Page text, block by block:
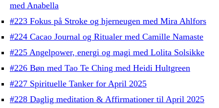
med Anabella
#223 Fokus på Stroke og hjerneugen med Mira Ahlfors
#224 Cacao Journal og Ritualer med Camille Namaste
#225 Angelpower, energi og magi med Lolita Solsikke
#226 Bøn med Tao Te Ching med Heidi Hultgreen
#227 Spirituelle Tanker for April 2025
#228 Daglig meditation & Affirmationer til April 2025